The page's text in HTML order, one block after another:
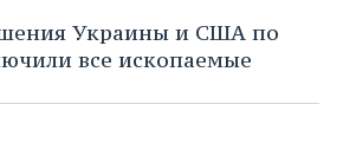
Украины и США по
все ископаемые